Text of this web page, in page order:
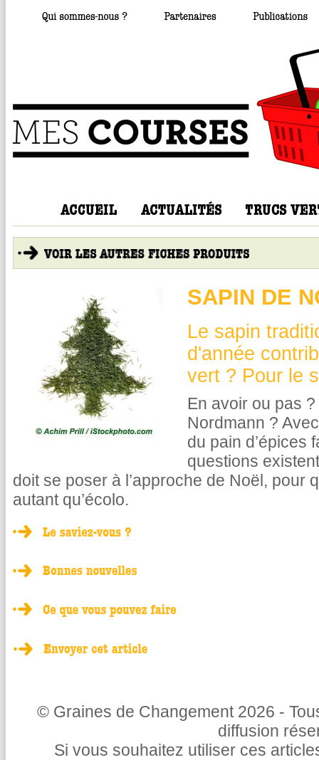
SAPIN DE
Le sapin
d'année
vert ? Pour le
En avoir ou pas
Nordmann ?
du pain d’épices
questions
doit se poser à l’approche de Noël, pour
autant qu’écolo.
© Graines de Changement 2026 -
diffusion
Si vous souhaitez utiliser ces